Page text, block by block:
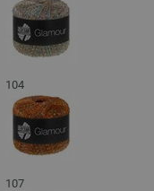
104
107